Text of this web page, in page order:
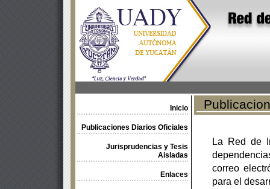
Inicio
Publicaciones Diarios Oficiales
Jurisprudencias y Tesis
Aisladas
Enlaces
La Red de
correo
para el